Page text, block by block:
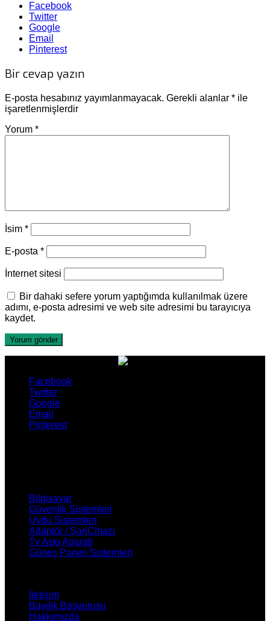
Facebook
Twitter
Google
Email
Pinterest
Bir cevap yazın
E-posta hesabınız yayımlanmayacak. Gerekli alanlar * ile
işaretlenmişlerdir
Yorum *
İsim *
E-posta *
İnternet sitesi
Bir dahaki sefere yorum yaptığımda kullanılmak üzere
adımı, e-posta adresimi ve web site adresimi bu tarayıcıya
kaydet.
Facebook
Twitter
Google
Email
Pinterest
Bilgisayar
Güvenlik Sistemleri
Uydu Sistemleri
Adaptör / ŞarjCihazı
Tv Askı Aparatı
Güneş Paneli Sistemleri
İletişim
Bayilik Başvurusu
Hakkımızda